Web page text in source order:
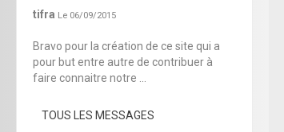
tifra Le 06/09/2015
Bravo pour la création de ce site qui a
pour but entre autre de contribuer à
faire connaitre notre ...
TOUS LES MESSAGES